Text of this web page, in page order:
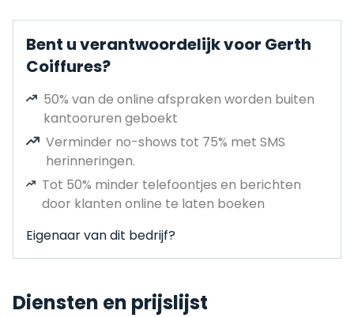
Bent u verantwoordelijk voor Gerth
Coiffures?
50% van de online afspraken worden buiten
kantooruren geboekt
Verminder no-shows tot 75% met SMS
herinneringen.
Tot 50% minder telefoontjes en berichten
door klanten online te laten boeken
Eigenaar van dit bedrijf?
Diensten en prijslijst